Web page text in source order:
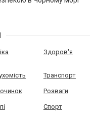
Здоров'я
Транспорт
Розваги
Спорт